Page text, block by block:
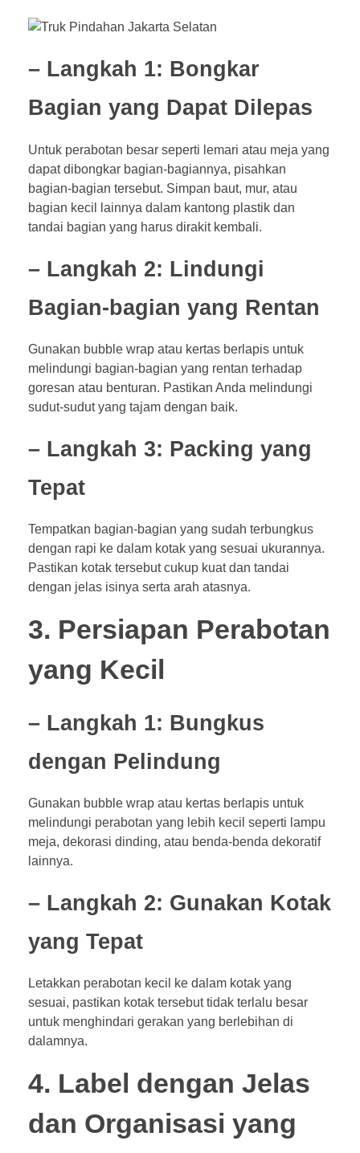
– Langkah 1: Bongkar
Bagian yang Dapat Dilepas
Untuk perabotan besar seperti lemari atau meja yang
dapat dibongkar bagian-bagiannya, pisahkan
bagian-bagian tersebut. Simpan baut, mur, atau
bagian kecil lainnya dalam kantong plastik dan
tandai bagian yang harus dirakit kembali.
– Langkah 2: Lindungi
Bagian-bagian yang Rentan
Gunakan bubble wrap atau kertas berlapis untuk
melindungi bagian-bagian yang rentan terhadap
goresan atau benturan. Pastikan Anda melindungi
sudut-sudut yang tajam dengan baik.
– Langkah 3: Packing yang
Tepat
Tempatkan bagian-bagian yang sudah terbungkus
dengan rapi ke dalam kotak yang sesuai ukurannya.
Pastikan kotak tersebut cukup kuat dan tandai
dengan jelas isinya serta arah atasnya.
3. Persiapan Perabotan
yang Kecil
– Langkah 1: Bungkus
dengan Pelindung
Gunakan bubble wrap atau kertas berlapis untuk
melindungi perabotan yang lebih kecil seperti lampu
meja, dekorasi dinding, atau benda-benda dekoratif
lainnya.
– Langkah 2: Gunakan Kotak
yang Tepat
Letakkan perabotan kecil ke dalam kotak yang
sesuai, pastikan kotak tersebut tidak terlalu besar
untuk menghindari gerakan yang berlebihan di
dalamnya.
4. Label dengan Jelas
dan Organisasi yang